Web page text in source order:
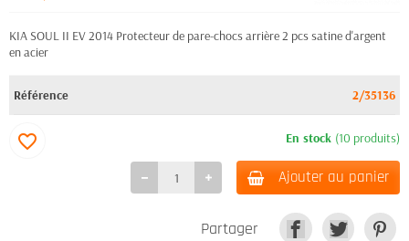
KIA SOUL II EV 2014 Protecteur de pare-chocs arrière 2 pcs satine d'argent
en acier
Référence 2/35136
En stock (10 produits)
Ajouter au panier
favorite_border
Partager